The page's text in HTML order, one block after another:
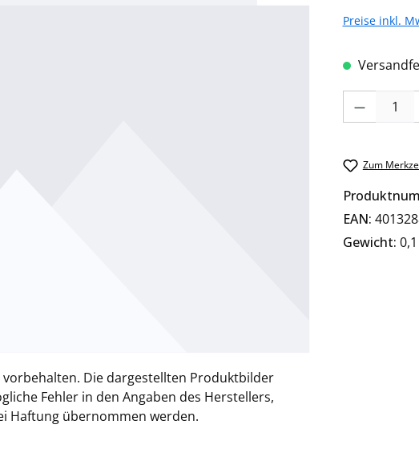
Die dargestellten Produktbilder
Fehler in den Angaben des Herstellers,
Haftung übernommen werden.
Preise inkl.
Zum
EAN:
Gewicht: